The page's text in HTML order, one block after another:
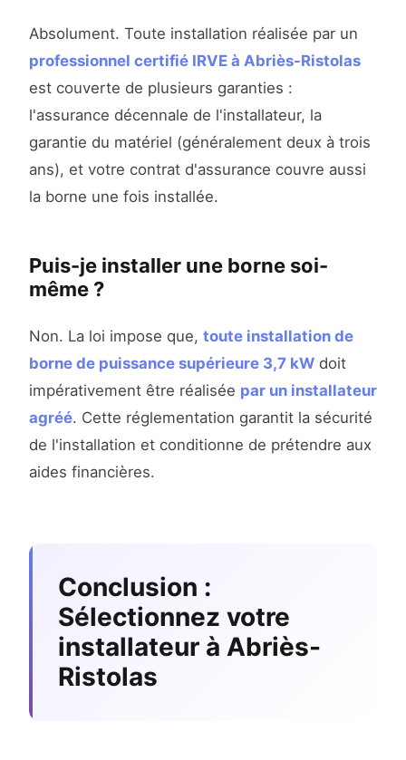
Absolument. Toute installation réalisée par un
professionnel certifié IRVE à Abriès-Ristolas
est couverte de plusieurs garanties :
l'assurance décennale de l'installateur, la
garantie du matériel (généralement deux à trois
ans), et votre contrat d'assurance couvre aussi
la borne une fois installée.
Puis-je installer une borne soi-
même ?
Non. La loi impose que, toute installation de
borne de puissance supérieure 3,7 kW doit
impérativement être réalisée par un installateur
agréé. Cette réglementation garantit la sécurité
de l'installation et conditionne de prétendre aux
aides financières.
Conclusion :
Sélectionnez votre
installateur à Abriès-
Ristolas